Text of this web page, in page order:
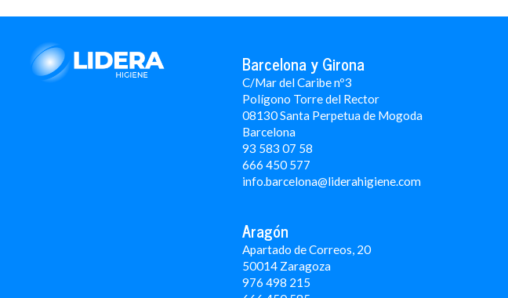
Barcelona y Girona
C/Mar del Caribe nº3
Polígono Torre del Rector
08130 Santa Perpetua de Mogoda
Barcelona
93 583 07 58
666 450 577
info.barcelona@liderahigiene.com
Aragón
Apartado de Correos, 20
50014 Zaragoza
976 498 215